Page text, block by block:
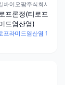
바이오팜주식회사
프론정(티로프
드염산염)